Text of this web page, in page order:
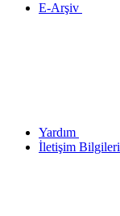
E-Arşiv
Yardım
İletişim Bilgileri